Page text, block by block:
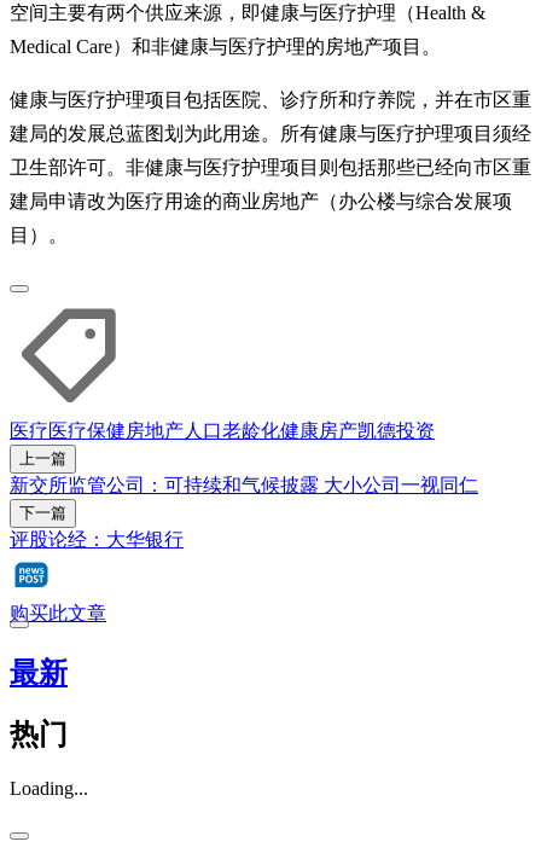
空间主要有两个供应来源，即健康与医疗护理（Health &
Medical Care）和非健康与医疗护理的房地产项目。
健康与医疗护理项目包括医院、诊疗所和疗养院，并在市区重
建局的发展总蓝图划为此用途。所有健康与医疗护理项目须经
卫生部许可。非健康与医疗护理项目则包括那些已经向市区重
建局申请改为医疗用途的商业房地产（办公楼与综合发展项
目）。
医疗医疗保健房地产人口老龄化健康房产凯德投资
上一篇
新交所监管公司：可持续和气候披露 大小公司一视同仁
下一篇
评股论经：大华银行
购买此文章
最新
热门
Loading...